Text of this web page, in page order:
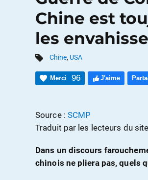
Chine est
les
Chine, USA
Merci 96 J'aime
Source : SCMP
Traduit par les lecteurs du site
Dans un discours
chinois ne pliera pas, quels